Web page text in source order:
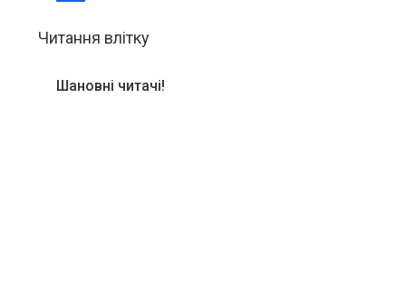
Читання влітку
Шановні читачі!